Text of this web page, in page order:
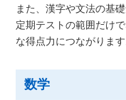
また、漢字や文法の基
定期テストの範囲だけ
な得点力につながります
数学